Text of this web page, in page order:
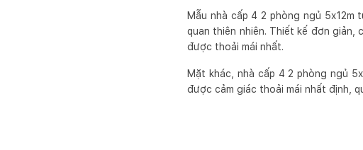
Mẫu nhà cấp 4 2 phòng ngủ
quan thiên nhiên. Thiết kế đơn
được thoải mái nhất.
Mặt khác, nhà cấp 4 2 phòng ngủ
được cảm giác thoải mái nhất định,